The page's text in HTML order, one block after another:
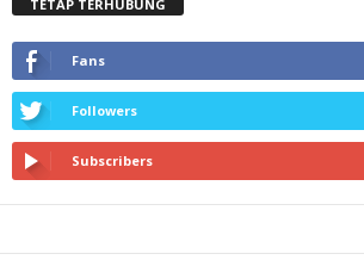
TETAP TERHUBUNG
Fans
Followers
Subscribers